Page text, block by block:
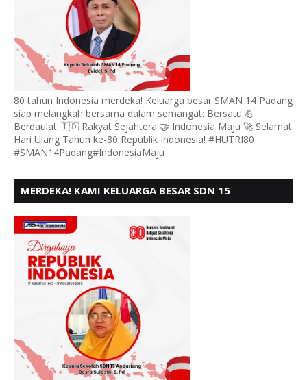
80 tahun Indonesia merdeka! Keluarga besar SMAN 14 Padang
siap melangkah bersama dalam semangat: Bersatu 💪
Berdaulat 🇮🇩 Rakyat Sejahtera 🤝 Indonesia Maju 🚀 Selamat
Hari Ulang Tahun ke-80 Republik Indonesia! #HUTRI80
#SMAN14Padang#IndonesiaMaju
MERDEKA! KAMI KELUARGA BESAR SDN 15